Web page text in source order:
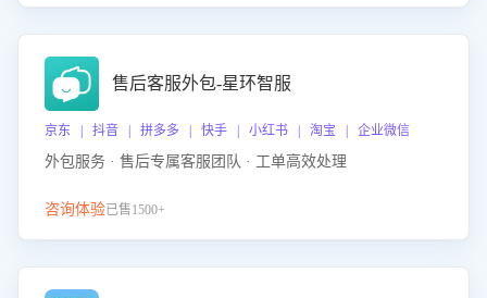
售后客服外包-星环智服
京东 | 抖音 | 拼多多 | 快手 | 小红书 | 淘宝 | 企业微信
外包服务 · 售后专属客服团队 · 工单高效处理
咨询体验已售1500+